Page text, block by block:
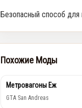
Безопасный способ
Похожие Моды
Метровагоны Еж
GTA San Andreas